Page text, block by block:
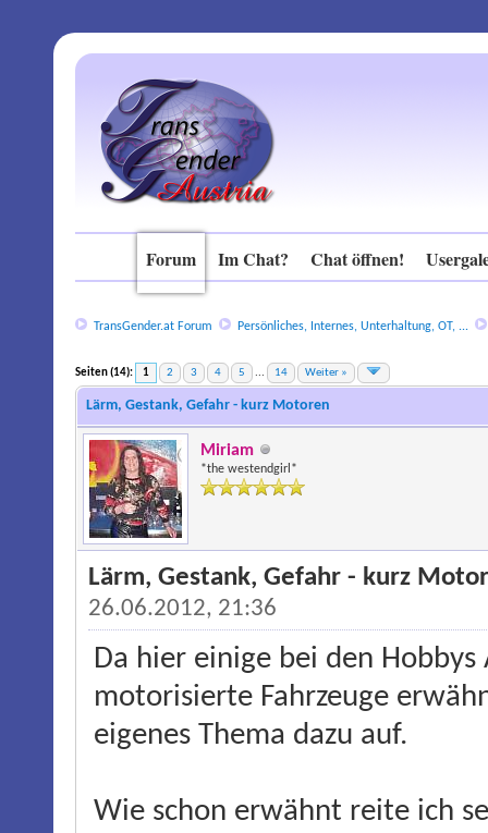
Forum Im Chat? Chat öffnen!
TransGender.at Forum Persönliches, Internes, Unterhaltung, OT, ...
Seiten (14): 1 2 3 4 5 ... 14 Weiter »
Lärm, Gestank, Gefahr - kurz Motoren
Miriam
*the westendgirl*
Lärm, Gestank, Gefahr - kurz
26.06.2012, 21:36
Da hier einige bei den
motorisierte Fahrzeuge
eigenes Thema dazu auf.
Wie schon erwähnt reite ich